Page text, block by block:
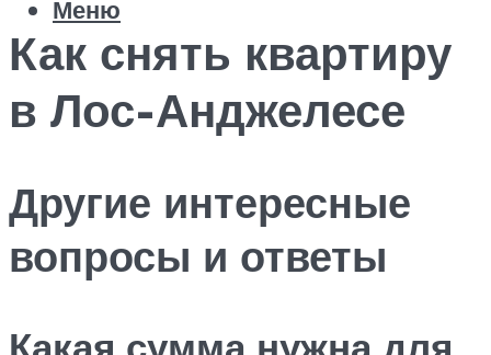
Меню
Как снять квартиру
в Лос-Анджелесе
Другие интересные
вопросы и ответы